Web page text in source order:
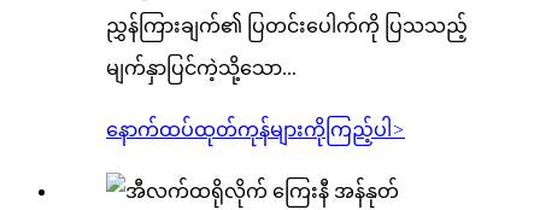
ညွှန်ကြားချက်၏ ပြတင်းပေါက်ကို ပြသသည့်
မျက်နှာပြင်ကဲ့သို့သော...
နောက်ထပ်ထုတ်ကုန်များကိုကြည့်ပါ >